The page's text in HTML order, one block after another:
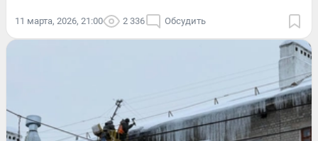
11 марта, 2026, 21:00 2 336 Обсудить